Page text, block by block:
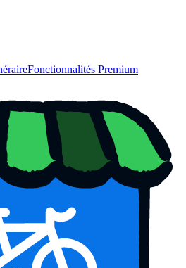
Fonctionnalités Premium